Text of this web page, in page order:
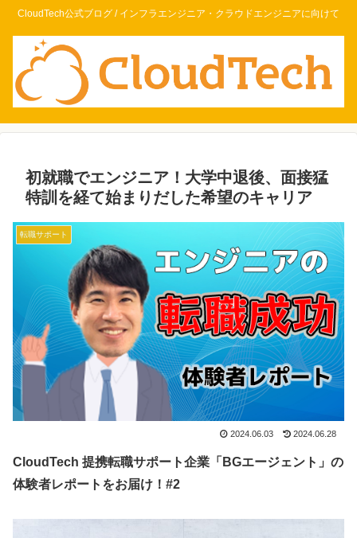
CloudTech公式ブログ / インフラエンジニア・クラウドエンジニアに向けて
初就職でエンジニア！大学中退後、面接猛
特訓を経て始まりだした希望のキャリア
転職サポート
2024.06.03 2024.06.28
CloudTech 提携転職サポート企業「BGエージェント」の
体験者レポートをお届け！#2